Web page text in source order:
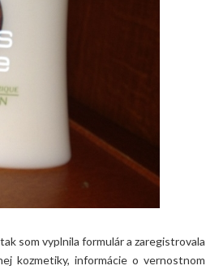
som vyplnila formulár a zaregistrovala
kozmetiky, informácie o vernostnom